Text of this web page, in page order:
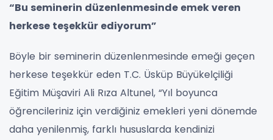
“Bu seminerin düzenlenmesinde emek veren
herkese teşekkür ediyorum”
Böyle bir seminerin düzenlenmesinde emeği geçen
herkese teşekkür eden T.C. Üsküp Büyükelçiliği
Eğitim Müşaviri Ali Rıza Altunel, “Yıl boyunca
öğrencileriniz için verdiğiniz emekleri yeni dönemde
daha yenilenmiş, farklı hususlarda kendinizi